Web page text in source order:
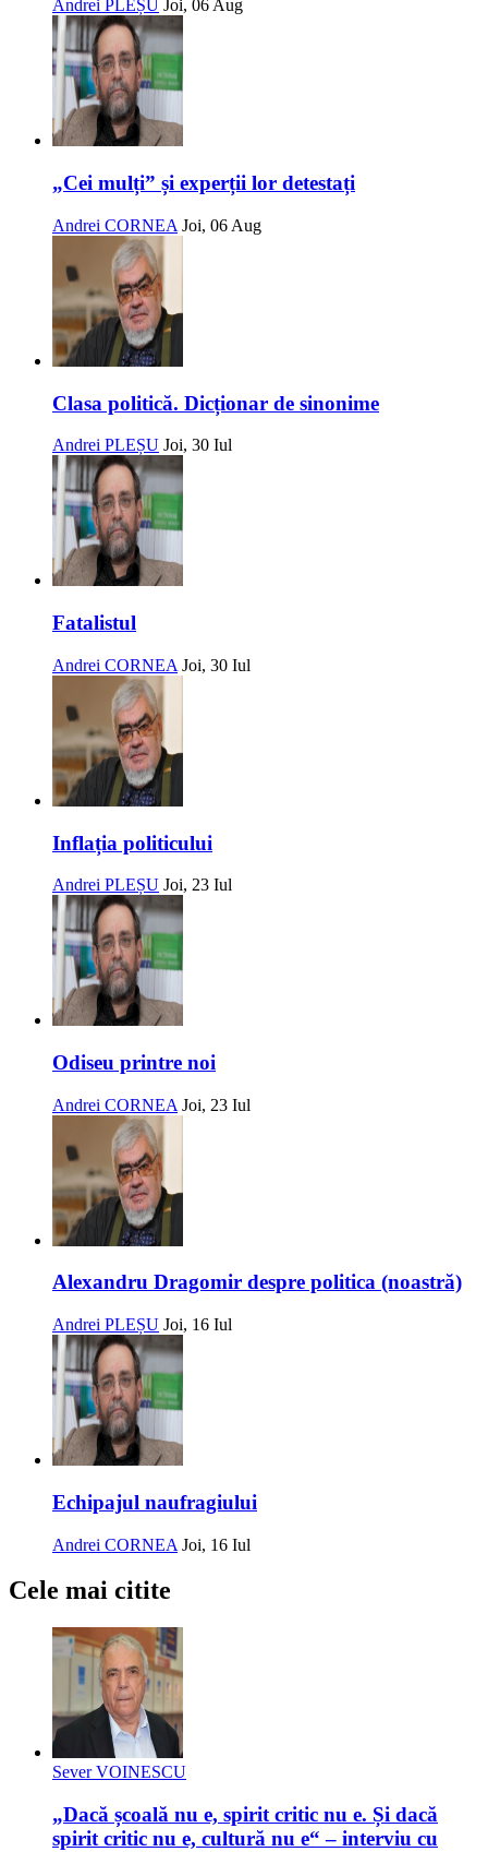
Andrei PLEȘU Joi, 06 Aug
„Cei mulți” și experții lor detestați
Andrei CORNEA Joi, 06 Aug
Clasa politică. Dicționar de sinonime
Andrei PLEȘU Joi, 30 Iul
Fatalistul
Andrei CORNEA Joi, 30 Iul
Inflația politicului
Andrei PLEȘU Joi, 23 Iul
Odiseu printre noi
Andrei CORNEA Joi, 23 Iul
Alexandru Dragomir despre politica (noastră)
Andrei PLEȘU Joi, 16 Iul
Echipajul naufragiului
Andrei CORNEA Joi, 16 Iul
Cele mai citite
Sever VOINESCU
„Dacă școală nu e, spirit critic nu e. Și dacă
spirit critic nu e, cultură nu e“ – interviu cu